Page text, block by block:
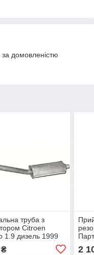
домовленістю
труба з
Citroen
1.9 дизель 1999
2